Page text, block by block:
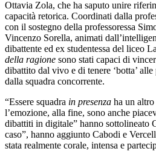
Ottavia Zola, che ha saputo unire
capacità retorica. Coordinati dalla
con il sostegno della professoressa
Vincenzo Sorella, animati
dibattente ed ex studentessa del liceo
della ragione sono stati capaci di
dibattito dal vivo e di tenere ‘botta’
dalla squadra concorrente.
“Essere squadra in presenza ha un altro
l’emozione, alla fine, sono anche
dibattiti in digitale” hanno sottolineato
caso”, hanno aggiunto Cabodi e
stata realmente corale, intensa e